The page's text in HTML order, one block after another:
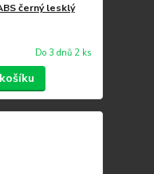
černý lesklý
Do 3 dnů 2 ks